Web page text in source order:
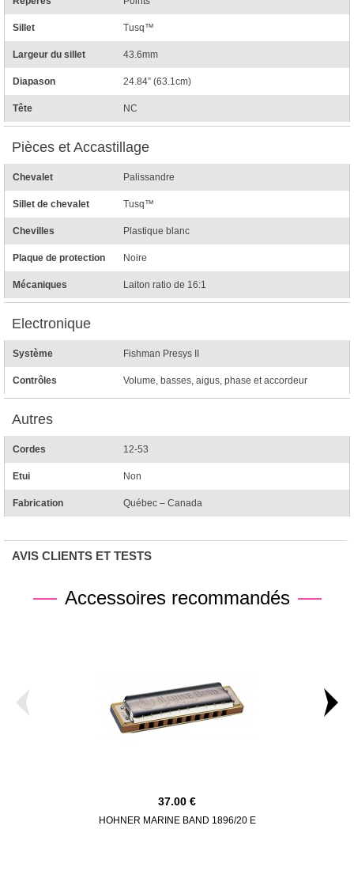
Sillet Tusq™
Largeur du sillet 43.6mm
Diapason 24.84” (63.1cm)
Tête NC
Pièces et Accastillage
Chevalet Palissandre
Sillet de chevalet Tusq™
Chevilles Plastique blanc
Plaque de protection Noire
Mécaniques Laiton ratio de 16:1
Electronique
Système Fishman Presys II
Contrôles Volume, basses, aigus, phase et accordeur
Autres
Cordes 12-53
Etui Non
Fabrication Québec – Canada
AVIS CLIENTS ET TESTS
Accessoires recommandés
37.00
HOHNER MARINE BAND 1896/20 E